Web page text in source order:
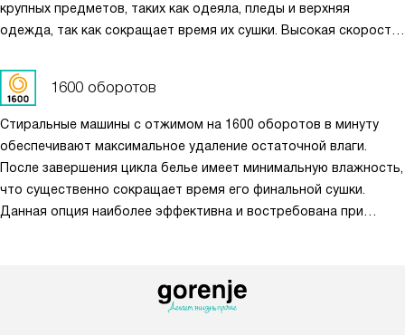
крупных предметов, таких как одеяла, пледы и верхняя
одежда, так как сокращает время их сушки. Высокая скорость
экономит энергию и повышает эффективность ухода
за тканями, обеспечивая идеальные условия для
последующего глажения.
1600 оборотов
Стиральные машины с отжимом на 1600 оборотов в минуту
обеспечивают максимальное удаление остаточной влаги.
После завершения цикла белье имеет минимальную влажность,
что существенно сокращает время его финальной сушки.
Данная опция наиболее эффективна и востребована при
режим. Деликатные материалы (шёлк, шерсть, кружево,